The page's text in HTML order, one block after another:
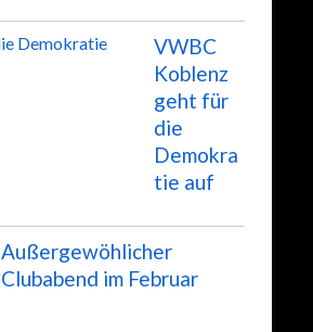
VWBC
Koblenz
geht für
die
Demokra
tie auf
Außergewöhlicher
Clubabend im Februar